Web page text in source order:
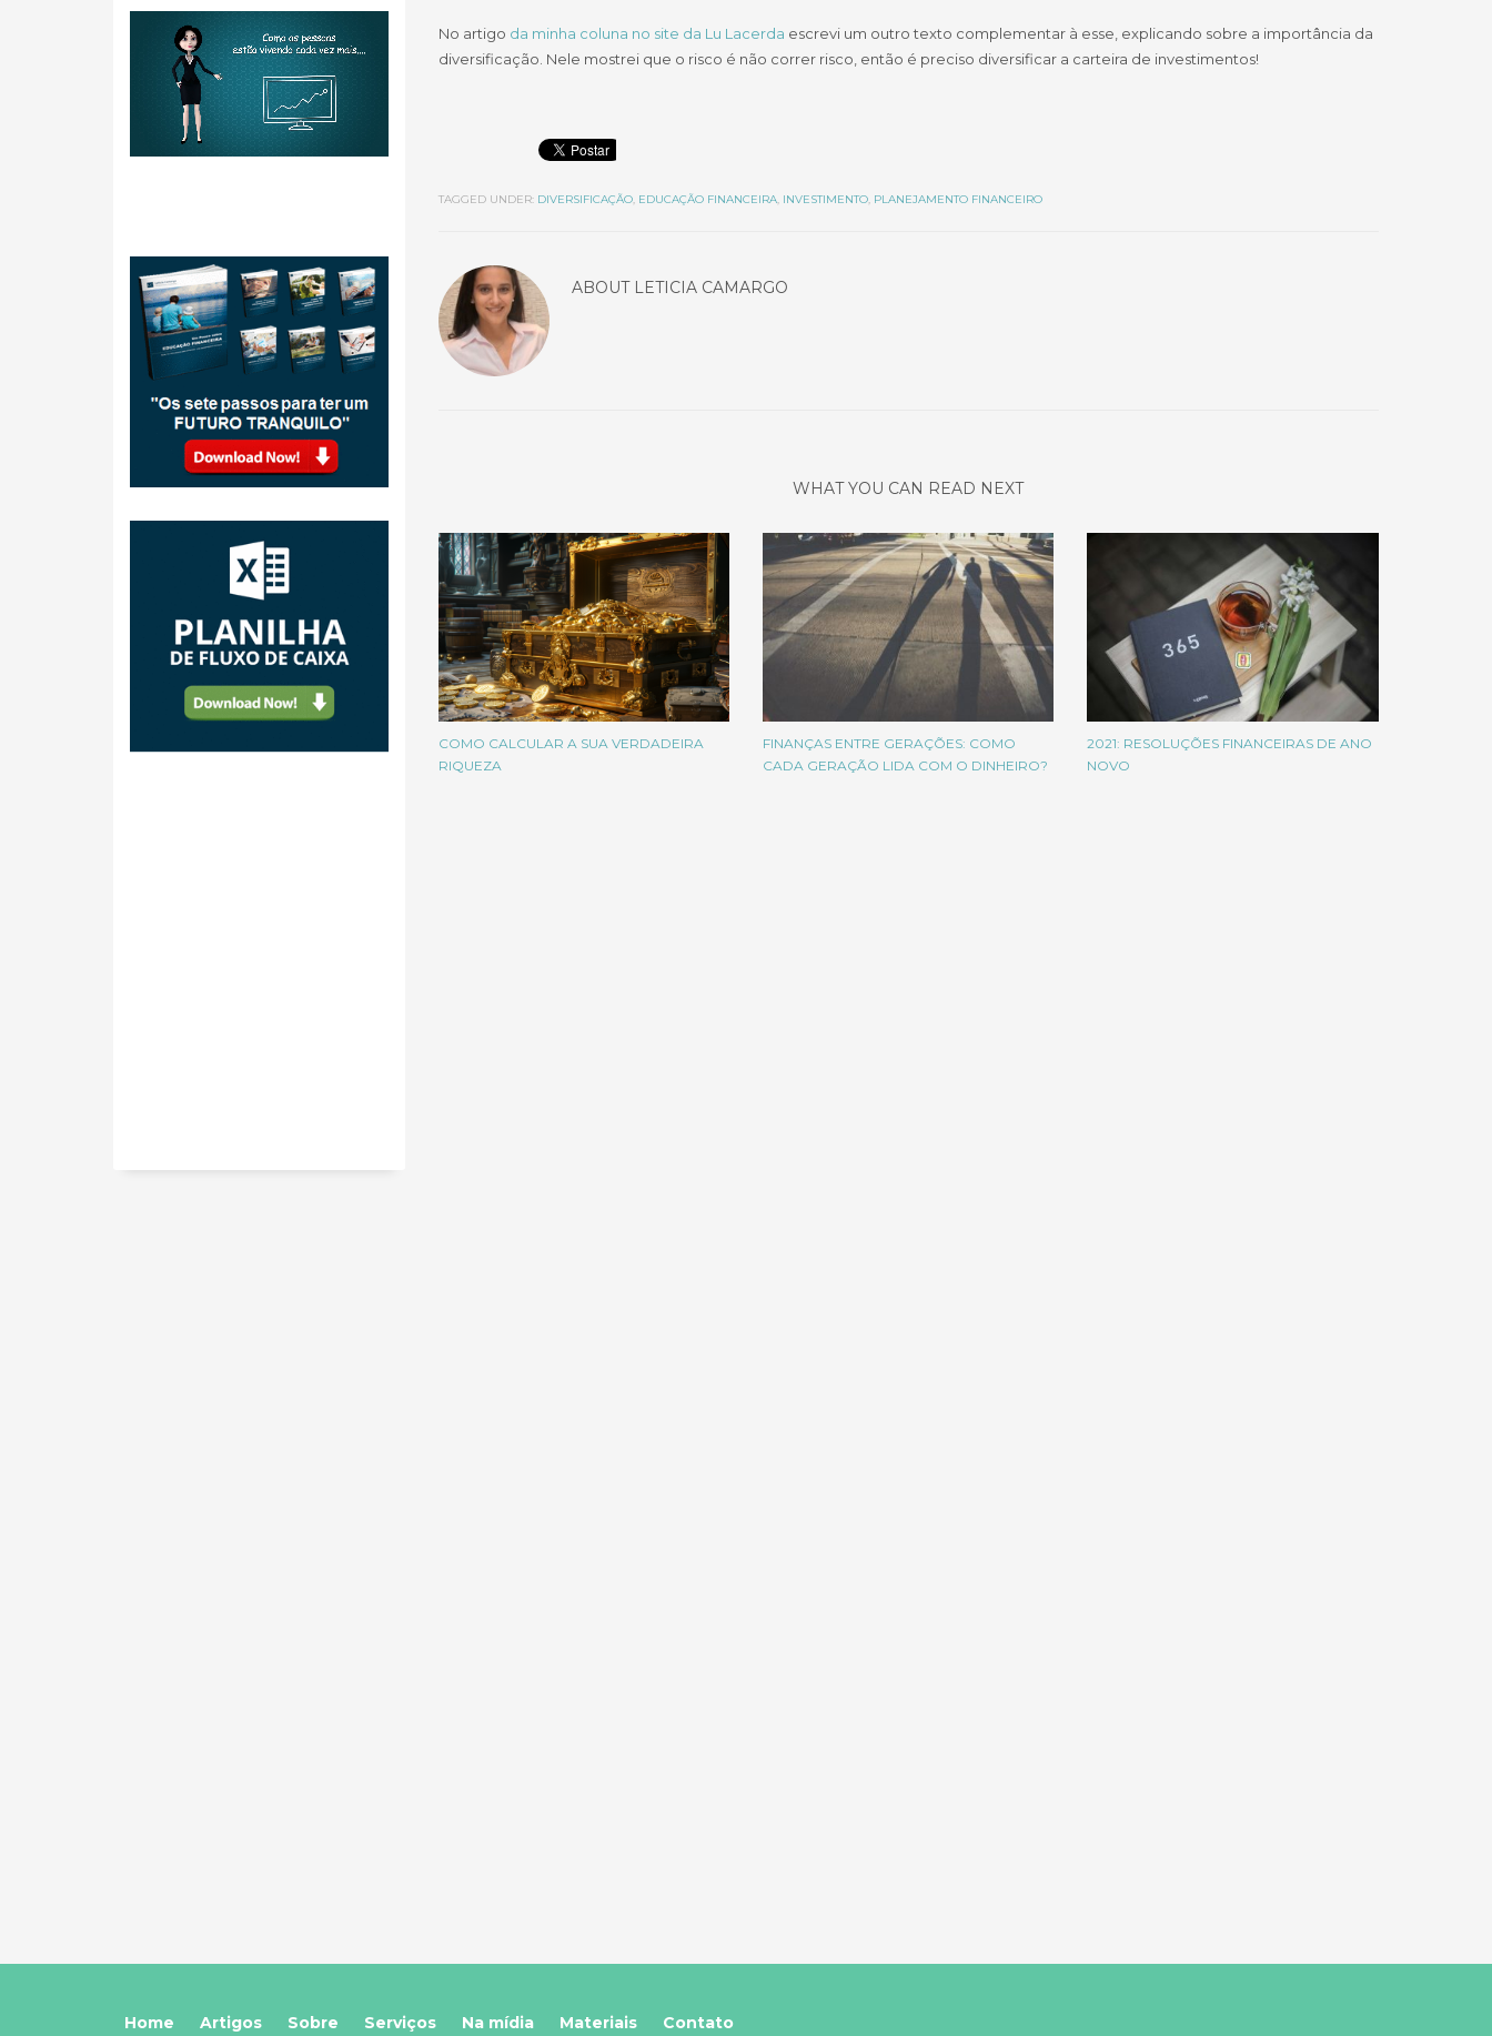
No artigo da minha coluna no site da Lu Lacerda escrevi um outro texto complementar à esse, explicando sobre a importância da
diversificação. Nele mostrei que o risco é não correr risco, então é preciso diversificar a carteira de investimentos!
TAGGED UNDER: DIVERSIFICAÇÃO, EDUCAÇÃO FINANCEIRA, INVESTIMENTO, PLANEJAMENTO FINANCEIRO
ABOUT LETICIA CAMARGO
WHAT YOU CAN READ NEXT
COMO CALCULAR A SUA VERDADEIRA
RIQUEZA
FINANÇAS ENTRE GERAÇÕES: COMO
CADA GERAÇÃO LIDA COM O DINHEIRO?
2021: RESOLUÇÕES FINANCEIRAS DE ANO
NOVO
Home Artigos Sobre Serviços Na mídia Materiais Contato